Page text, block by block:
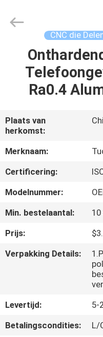
HUIS
PRODUCTEN
OVER
ONS
NEEM
CONTACT
OP
Technology
CNC die
Ra0.4
Plaats van
herkomst:
Merknaam:
Certificering:
Modelnummer:
Min. bestelaantal:
Prijs:
Verpakking Details:
Levertijd:
5-
Betalingscondities:
L/